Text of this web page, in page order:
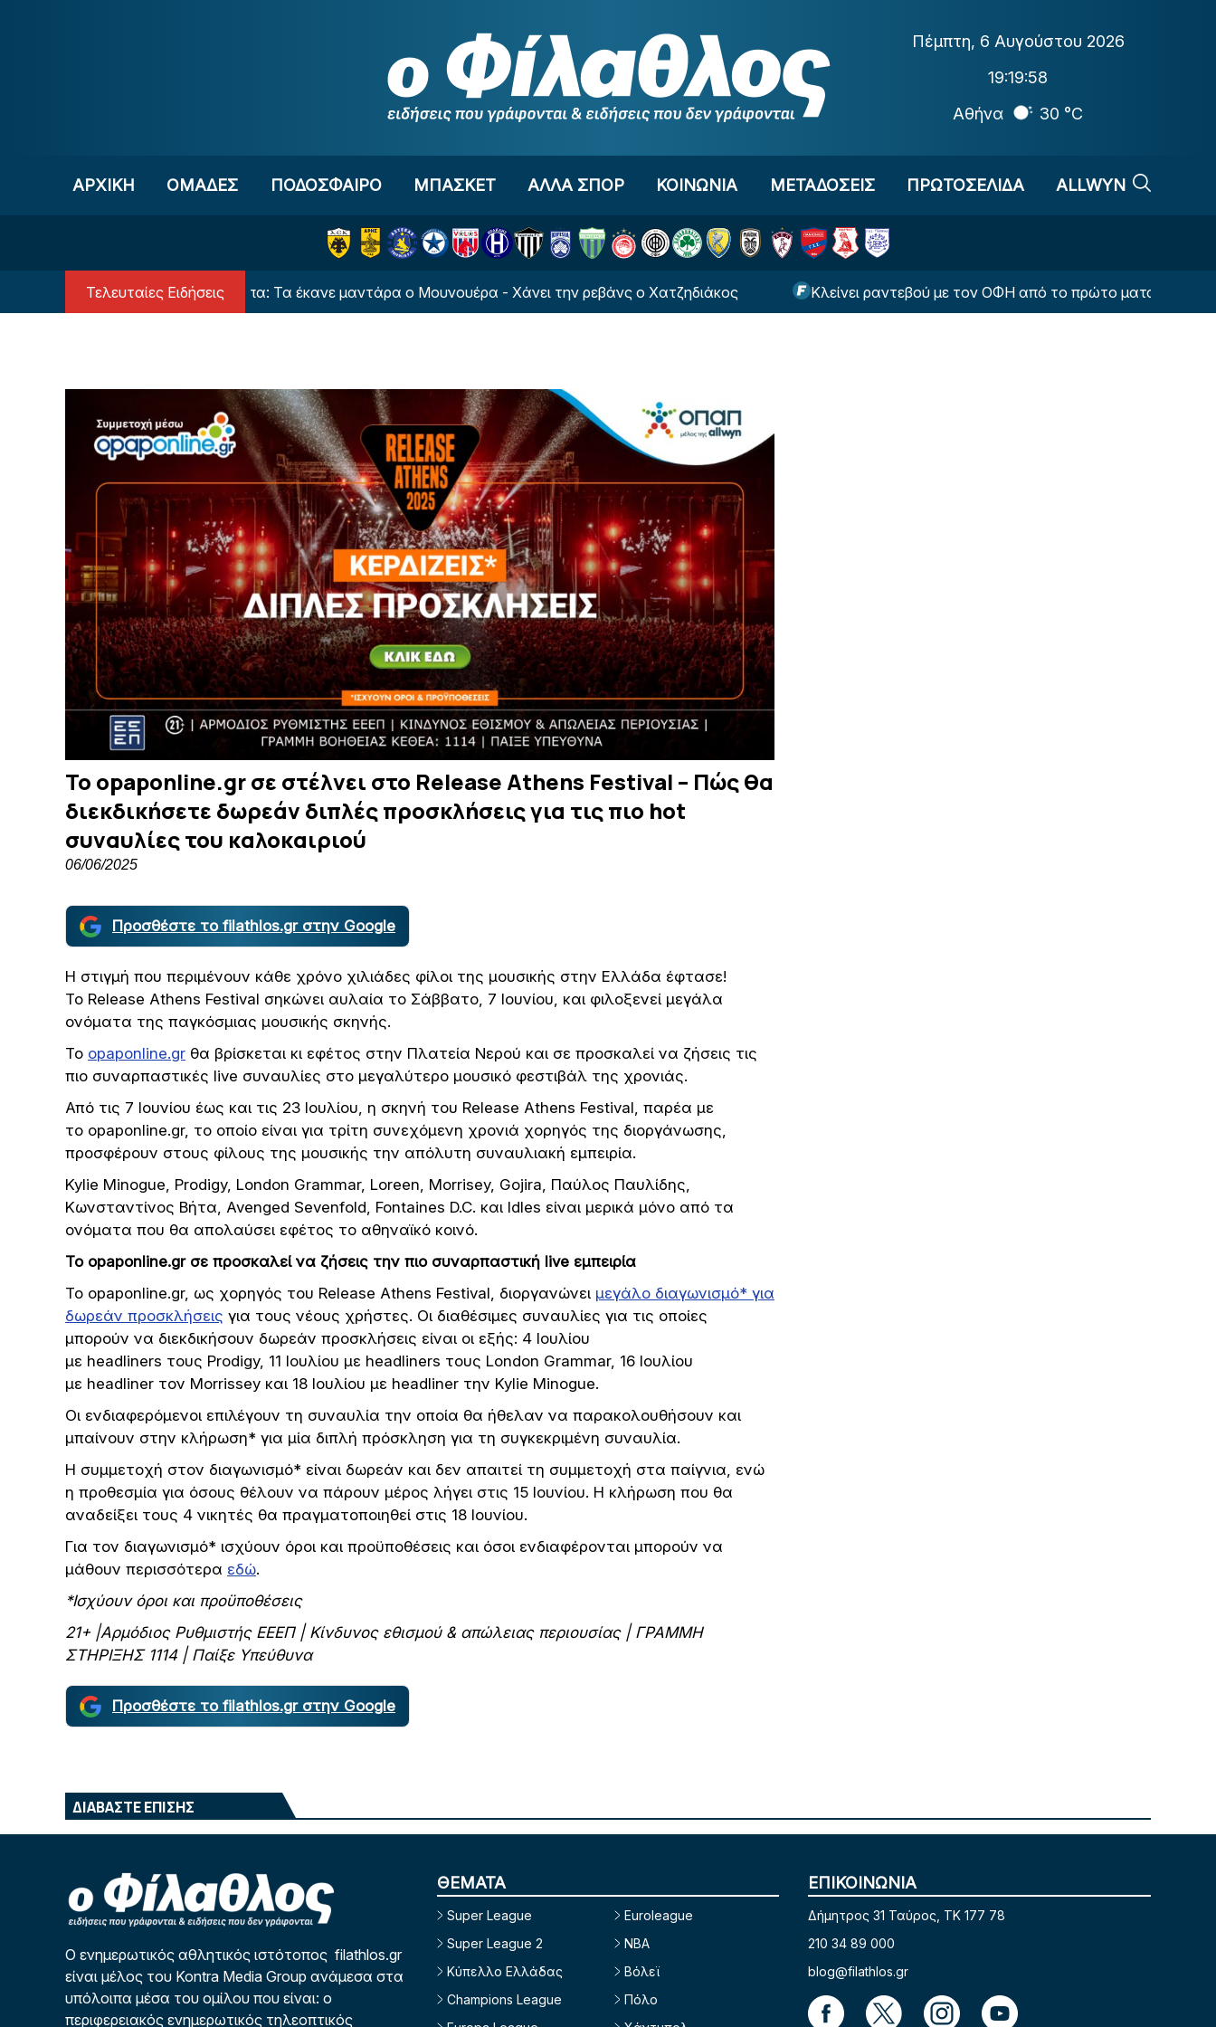
Πέμπτη, 6 Αυγούστου 2026
19:19:59
Αθήνα
30 °C
ΑΡΧΙΚΗ OΜΑΔΕΣ ΠΟΔΟΣΦΑΙΡΟ ΜΠΑΣΚΕΤ ΑΛΛΑ ΣΠΟΡ ΚΟΙΝΩΝΙΑ ΜΕΤΑΔΟΣΕΙΣ ΠΡΩΤΟΣΕΛΙΔΑ ALLWYN
Τελευταίες Ειδήσεις
Χαμός στην Τούμπα: Τα έκανε μαντάρα ο Μουνουέρα - Χάνει την ρεβάνς ο Χατζηδιάκος Κλείνει ραντεβού με τον ΟΦΗ από το πρώτο ματς η ΤΣΣΚΑ Σόφιας
Το opaponline.gr σε στέλνει στο Release Athens Festival – Πώς θα
διεκδικήσετε δωρεάν διπλές προσκλήσεις για τις πιο hot
συναυλίες του καλοκαιριού
06/06/2025
Προσθέστε το filathlos.gr στην Google
Η στιγμή που περιμένουν κάθε χρόνο χιλιάδες φίλοι της μουσικής στην Ελλάδα έφτασε!
Το Release Athens Festival σηκώνει αυλαία το Σάββατο, 7 Ιουνίου, και φιλοξενεί μεγάλα
ονόματα της παγκόσμιας μουσικής σκηνής.
Το opaponline.gr θα βρίσκεται κι εφέτος στην Πλατεία Νερού και σε προσκαλεί να ζήσεις τις
πιο συναρπαστικές live συναυλίες στο μεγαλύτερο μουσικό φεστιβάλ της χρονιάς.
Από τις 7 Ιουνίου έως και τις 23 Ιουλίου, η σκηνή του Release Athens Festival, παρέα με
το opaponline.gr, το οποίο είναι για τρίτη συνεχόμενη χρονιά χορηγός της διοργάνωσης,
προσφέρουν στους φίλους της μουσικής την απόλυτη συναυλιακή εμπειρία.
Kylie Minogue, Prodigy, London Grammar, Loreen, Morrisey, Gojira, Παύλος Παυλίδης,
Κωνσταντίνος Βήτα, Avenged Sevenfold, Fontaines D.C. και Idles είναι μερικά μόνο από τα
ονόματα που θα απολαύσει εφέτος το αθηναϊκό κοινό.
Το opaponline.grσε προσκαλεί να ζήσεις την πιο συναρπαστική live εμπειρία
Το opaponline.gr, ως χορηγός του Release Athens Festival, διοργανώνει μεγάλο διαγωνισμό* για
δωρεάν προσκλήσεις για τους νέους χρήστες. Οι διαθέσιμες συναυλίες για τις οποίες
μπορούν να διεκδικήσουν δωρεάν προσκλήσεις είναι οι εξής: 4 Ιουλίου
με headliners τους Prodigy, 11 Ιουλίου με headliners τους London Grammar, 16 Ιουλίου
με headliner τον Morrissey και 18 Ιουλίου με headliner την Kylie Minogue.
Οι ενδιαφερόμενοι επιλέγουν τη συναυλία την οποία θα ήθελαν να παρακολουθήσουν και
μπαίνουν στην κλήρωση* για μία διπλή πρόσκληση για τη συγκεκριμένη συναυλία.
Η συμμετοχή στον διαγωνισμό* είναι δωρεάν και δεν απαιτεί τη συμμετοχή στα παίγνια, ενώ
η προθεσμία για όσους θέλουν να πάρουν μέρος λήγει στις 15 Ιουνίου. Η κλήρωση που θα
αναδείξει τους 4 νικητές θα πραγματοποιηθεί στις 18 Ιουνίου.
Για τον διαγωνισμό* ισχύουν όροι και προϋποθέσεις και όσοι ενδιαφέρονται μπορούν να
μάθουν περισσότερα εδώ.
*Ισχύουν όροι και προϋποθέσεις
21+ |Αρμόδιος Ρυθμιστής ΕΕΕΠ | Κίνδυνος εθισμού & απώλειας περιουσίας | ΓΡΑΜΜΗ
ΣΤΗΡΙΞΗΣ 1114 | Παίξε Υπεύθυνα
Προσθέστε το filathlos.gr στην Google
ΔΙΑΒΑΣΤΕ ΕΠΙΣΗΣ
Ο ενημερωτικός αθλητικός ιστότοπος filathlos.gr
είναι μέλος του Kontra Media Group ανάμεσα στα
υπόλοιπα μέσα του ομίλου που είναι: ο
περιφερειακός ενημερωτικός τηλεοπτικός
ΘΕΜΑΤΑ
Super League
Super League 2
Κύπελλο Ελλάδας
Champions League
Euroleague
NBA
Βόλεϊ
Πόλο
ΕΠΙΚΟΙΝΩΝΙΑ
Δήμητρος 31 Ταύρος, TK 177 78
210 34 89 000
blog@filathlos.gr